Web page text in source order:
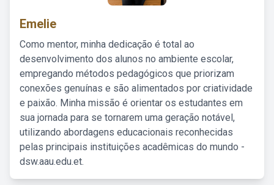
Emelie
Como mentor, minha dedicação é total ao
desenvolvimento dos alunos no ambiente escolar,
empregando métodos pedagógicos que priorizam
conexões genuínas e são alimentados por criatividade
e paixão. Minha missão é orientar os estudantes em
sua jornada para se tornarem uma geração notável,
utilizando abordagens educacionais reconhecidas
pelas principais instituições acadêmicas do mundo -
dsw.aau.edu.et.